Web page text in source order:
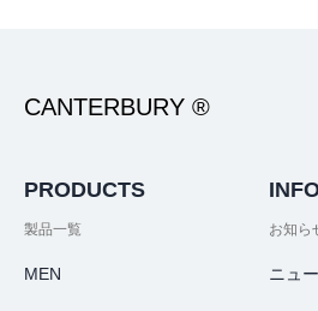
CANTERBURY ®
PRODUCTS
製品一覧
MEN
お知ら
ニュ